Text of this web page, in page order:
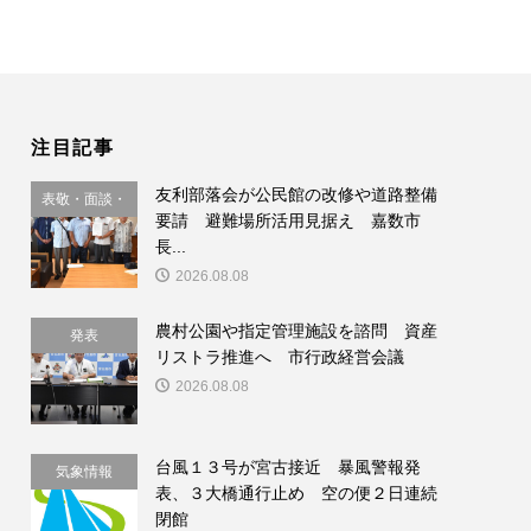
注目記事
表敬・面談・
要請
友利部落会が公民館の改修や道路整備
要請 避難場所活用見据え 嘉数市
長...
2026.08.08
発表
農村公園や指定管理施設を諮問 資産
リストラ推進へ 市行政経営会議
2026.08.08
気象情報
台風１３号が宮古接近 暴風警報発
表、３大橋通行止め 空の便２日連続
閉館